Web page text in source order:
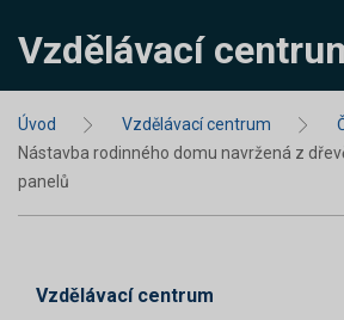
Vzdělávací
Úvod Vzdělávací centrum
Nástavba rodinného domu navržená z
panelů
Vzdělávací centrum